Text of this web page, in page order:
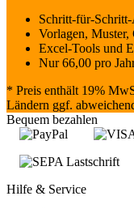
Schritt-für-
Vorlagen, Muster,
Excel-Tools und
Nur66,00 pro
* Preis enthält 19%
Ländern ggf.
Bequem bezahlen
Hilfe & Service